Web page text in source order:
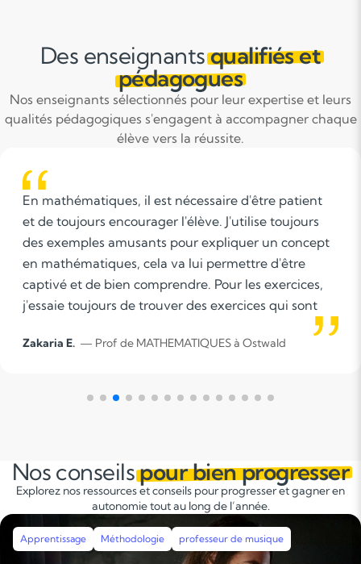
Des enseignantsqualifiés et
pédagogues
Nos enseignants sélectionnés pour leur expertise et leurs
qualités pédagogiques s'engagent à accompagner chaque
élève vers la réussite.
d'être patient
J'utilise toujours
expliquer un concept
permettre d'être
Pour les exercices,
exercices qui sont
exemple.à Ostwald
Bonjour, Votre
réactives et
pour dispenser des
disciplines. Un
doit être à la fois
réalisation de leur travail
leur projet
des méthodes et des
et les aptitudes de
m'adapter et adapter ma
fixés. Je pense donc
au poste à pourvoir. Bien
Yahya G.— Prof de
Nos conseilspour bien progresser
Explorez nos ressources et conseils pour progresser et gagner en
autonomie tout au long de l’année.
Apprentissage Méthodologie professeur de musique